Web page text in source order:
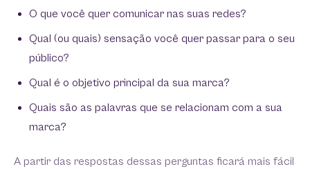
O que você quer comunicar nas suas redes?
Qual (ou quais) sensação você quer passar para o seu
público?
Qual é o objetivo principal da sua marca?
Quais são as palavras que se relacionam com a sua
marca?
A partir das respostas dessas perguntas ficará mais fácil